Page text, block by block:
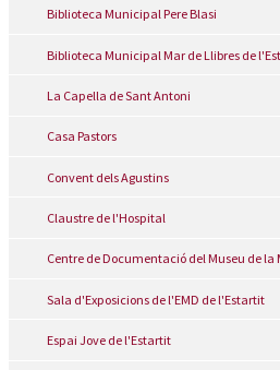
Biblioteca Municipal Pere Blasi
Biblioteca Municipal Mar de Llibres de
La Capella de Sant Antoni
Casa Pastors
Convent dels Agustins
Claustre de l'Hospital
Centre de Documentació del Museu de
Sala d'Exposicions de l'EMD de l'Estartit
Espai Jove de l'Estartit